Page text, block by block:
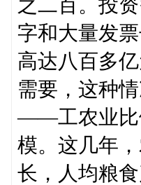
之二百。投
字和大量发
高达八百多
需要，这种
——工农业比
模。这几年
长，人均粮